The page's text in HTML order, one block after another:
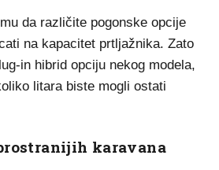
da različite pogonske opcije
na kapacitet prtljažnika. Zato
in hibrid opciju nekog modela,
litara biste mogli ostati
karavana